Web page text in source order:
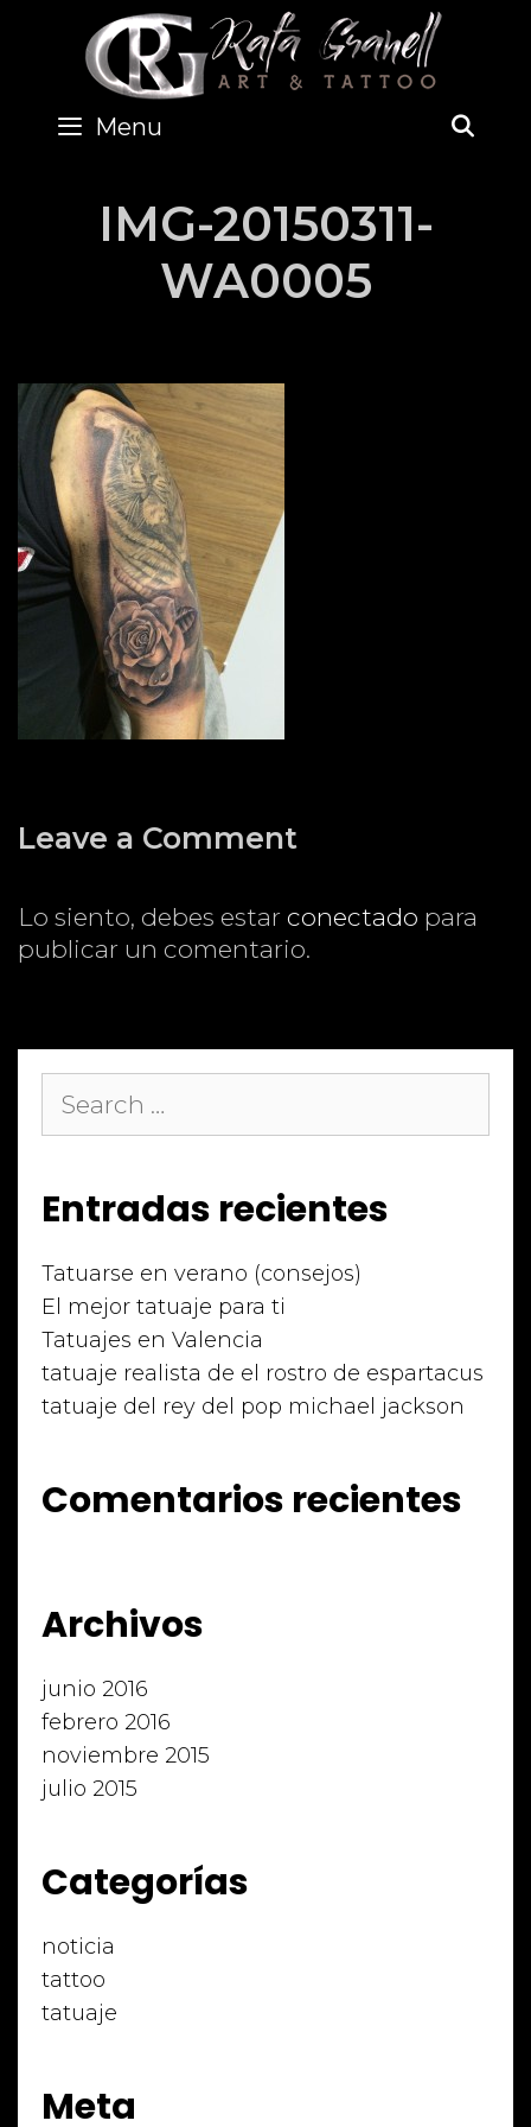
content
Menu
IMG-20150311-
WA0005
Leave a Comment
Lo siento, debes estar conectado para
publicar un comentario.
for:
Entradas recientes
Tatuarse en verano (consejos)
El mejor tatuaje para ti
Tatuajes en Valencia
tatuaje realista de el rostro de espartacus
tatuaje del rey del pop michael jackson
Comentarios recientes
Archivos
junio 2016
febrero 2016
noviembre 2015
julio 2015
Categorías
noticia
tattoo
tatuaje
Meta